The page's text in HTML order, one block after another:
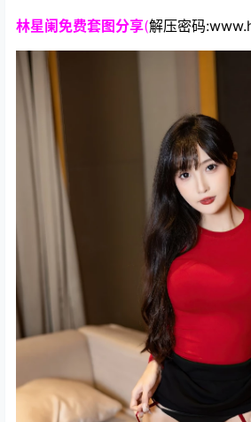
林星阑免费套图分享(解压密码